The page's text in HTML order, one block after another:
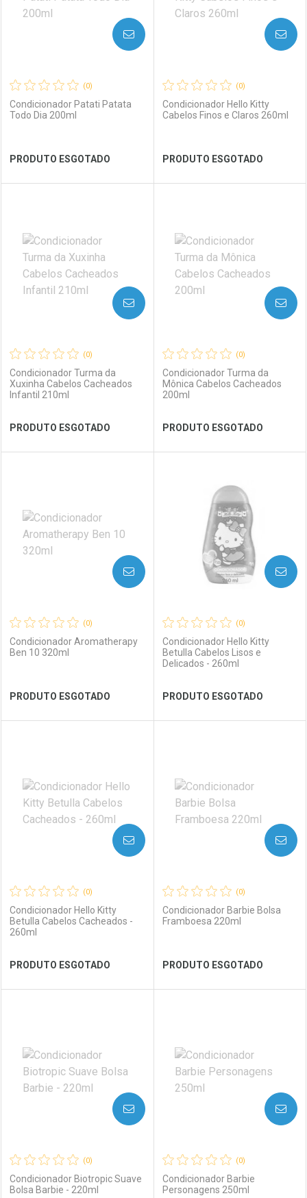
Ver Desconto Convênio Ver Desconto Convênio
(0)
Condicionador Patati Patata
Todo Dia 200ml
PRODUTO ESGOTADO
AVISE-ME
Laboratório
Ver Desconto Convênio
Por Menos
(0)
Condicionador Hello Kitty
Cabelos Finos e Claros 260ml
PRODUTO ESGOTADO
AVISE-ME
Laboratório
Ver Desconto Convênio
Por Menos
(0)
Condicionador Turma da
Xuxinha Cabelos Cacheados
Infantil 210ml
PRODUTO ESGOTADO
AVISE-ME
Laboratório
Ver Desconto Convênio
Por Menos
(0)
Condicionador Turma da
Mônica Cabelos Cacheados
200ml
PRODUTO ESGOTADO
AVISE-ME
Laboratório
Ver Desconto Convênio
Por Menos
(0)
Condicionador Aromatherapy
Ben 10 320ml
PRODUTO ESGOTADO
AVISE-ME
Laboratório
Ver Desconto Convênio
Por Menos
(0)
Condicionador Hello Kitty
Betulla Cabelos Lisos e
Delicados - 260ml
PRODUTO ESGOTADO
AVISE-ME
Laboratório
Ver Desconto Convênio
Por Menos
(0)
Condicionador Hello Kitty
Betulla Cabelos Cacheados -
260ml
PRODUTO ESGOTADO
AVISE-ME
Laboratório
Por Menos
(0)
Condicionador Barbie Bolsa
Framboesa 220ml
PRODUTO ESGOTADO
AVISE-ME
Laboratório
Por Menos
(0)
Condicionador Biotropic Suave
Bolsa Barbie - 220ml
AVISE-ME
(0)
Condicionador Barbie
Personagens 250ml
AVISE-ME